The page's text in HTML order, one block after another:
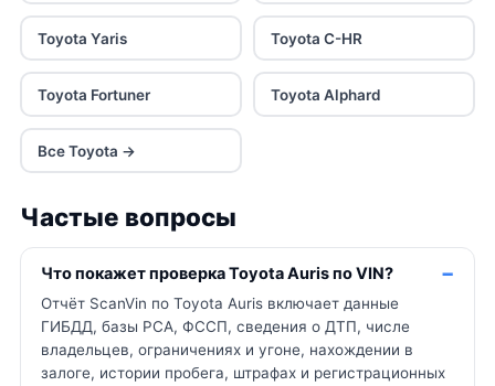
Toyota Yaris Toyota C-HR
Toyota Fortuner Toyota Alphard
Все Toyota →
Частые вопросы
Что покажет проверка Toyota Auris по VIN?
Отчёт ScanVin по Toyota Auris включает данные
ГИБДД, базы РСА, ФССП, сведения о ДТП, числе
владельцев, ограничениях и угоне, нахождении в
залоге, истории пробега, штрафах и регистрационных